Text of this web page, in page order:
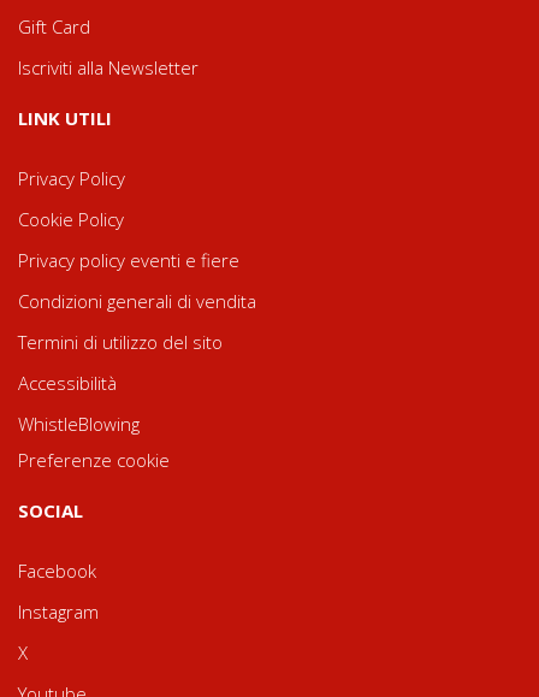
Gift Card
Iscriviti alla Newsletter
LINK UTILI
Privacy Policy
Cookie Policy
Privacy policy eventi e fiere
Condizioni generali di vendita
Termini di utilizzo del sito
Accessibilità
WhistleBlowing
Preferenze cookie
SOCIAL
Facebook
Instagram
X